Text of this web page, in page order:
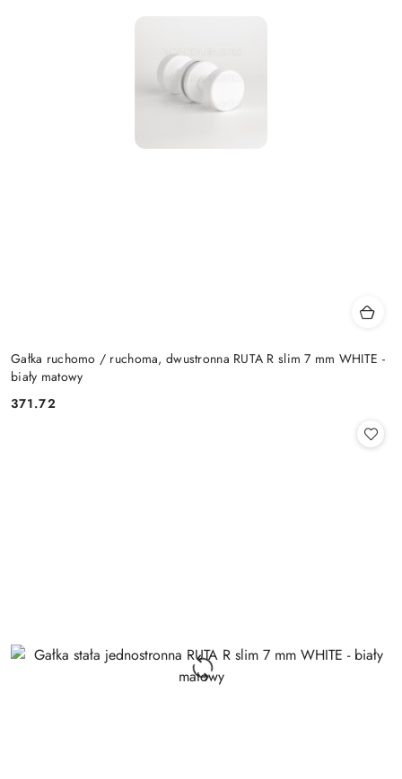
Gałka ruchomo / ruchoma, dwustronna RUTA R slim 7 mm WHITE -
biały matowy
Cena:
371.72